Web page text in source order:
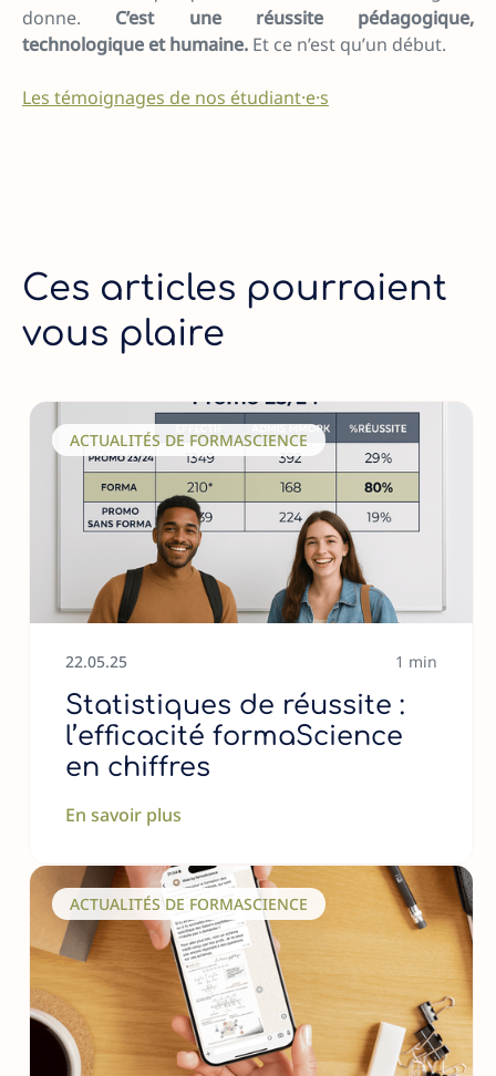
donne. C’est une réussite pédagogique,
technologique et humaine. Et ce n’est qu’un début.
Les témoignages de nos étudiant·e·s
Ces articles pourraient
vous plaire
ACTUALITÉS DE FORMASCIENCE
22.05.25 1 min
Statistiques de réussite :
l’efficacité formaScience
en chiffres
En savoir plus
ACTUALITÉS DE FORMASCIENCE